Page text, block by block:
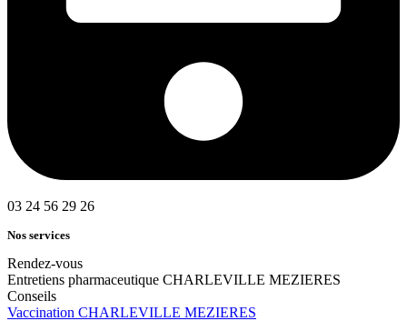
03 24 56 29 26
Nos services
Rendez-vous
Entretiens pharmaceutique CHARLEVILLE MEZIERES
Conseils
Vaccination CHARLEVILLE MEZIERES